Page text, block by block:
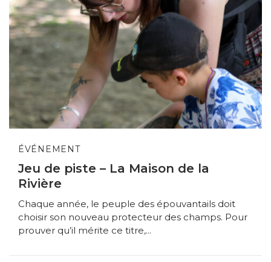
ÉVÉNEMENT
Jeu de piste – La Maison de la
Rivière
Chaque année, le peuple des épouvantails doit
choisir son nouveau protecteur des champs. Pour
prouver qu’il mérite ce titre,...